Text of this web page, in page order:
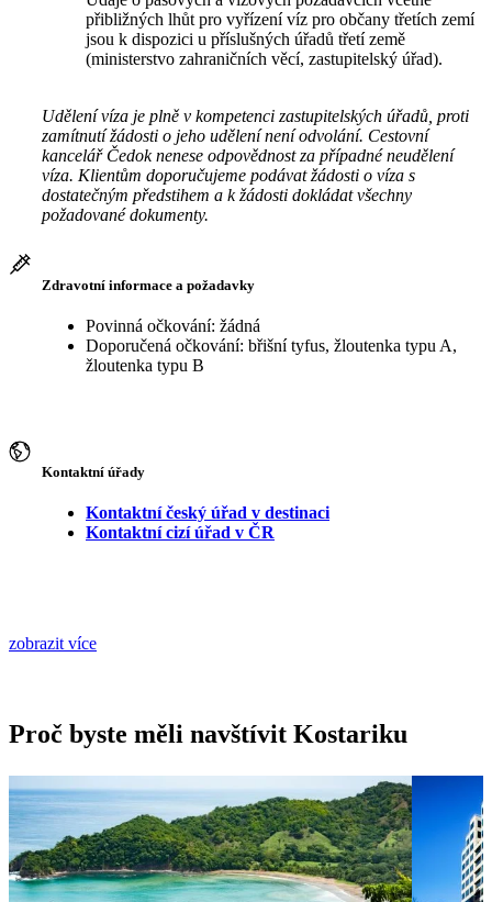
přibližných lhůt pro vyřízení víz pro občany třetích zemí
jsou k dispozici u příslušných úřadů třetí země
(ministerstvo zahraničních věcí, zastupitelský úřad).
Udělení víza je plně v kompetenci zastupitelských úřadů, proti
zamítnutí žádosti o jeho udělení není odvolání. Cestovní
kancelář Čedok nenese odpovědnost za případné neudělení
víza. Klientům doporučujeme podávat žádosti o víza s
dostatečným předstihem a k žádosti dokládat všechny
požadované dokumenty.
Zdravotní informace a požadavky
Povinná očkování: žádná
Doporučená očkování: břišní tyfus, žloutenka typu A,
žloutenka typu B
Kontaktní úřady
Kontaktní český úřad v destinaci
Kontaktní cizí úřad v ČR
zobrazit více
Proč byste měli navštívit Kostariku